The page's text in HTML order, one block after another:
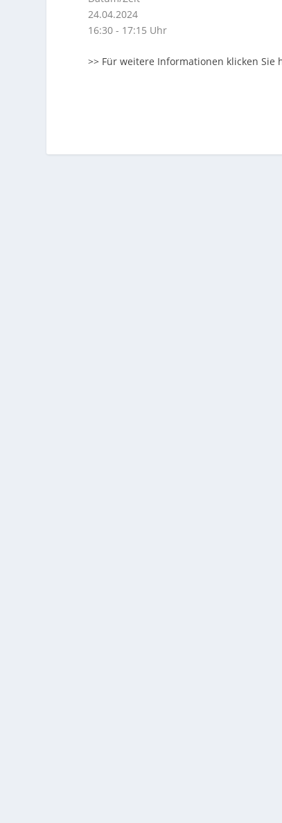
24.04.2024
16:30 - 17:15 Uhr
>> Für weitere Informationen klicken Sie